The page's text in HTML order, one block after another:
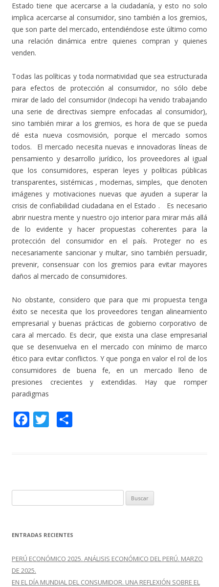
Estado tiene que acercarse a la ciudadanía, y esto no solo
implica acercarse al consumidor, sino también a los gremios,
que son parte del mercado, entendiéndose este último como
una relación dinámica entre quienes compran y quienes
venden.
Todas las políticas y toda normatividad que sea estructurada
para efectos de protección al consumidor, no sólo debe
mirar de lado del consumidor (Indecopi ha venido trabajando
una serie de directivas siempre enfocadas al consumidor),
sino también mirar a los gremios, es hora de que se pueda
dé esta nueva cosmovisión, porque el mercado somos
todos. El mercado necesita nuevas e innovadoras líneas de
pensamiento y desarrollo jurídico, los proveedores al igual
que los consumidores, esperan leyes y políticas públicas
transparentes, sistémicas , modernas, simples, que denoten
imágenes y motivaciones nuevas que ayuden a superar la
crisis de confiabilidad ciudadana en el Estado . Es necesario
abrir nuestra mente y nuestro ojo interior para mirar más allá
de lo evidente y hacer propuestas coherentes para la
protección del consumidor en el país. Proteger no es
necesariamente sancionar y multar, sino también persuadir,
prevenir, consensuar con los gremios para evitar mayores
daños al mercado de consumidores.
No obstante, considero que para que mi propuesta tenga
éxito se necesita que los proveedores tengan alineamiento
empresarial y buenas prácticas de gobierno corporativo de
cara al mercado. Es decir, que exista una clase empresarial
que se desenvuelva en el mercado con mínimo de marco
ético para evitar conflictos. Y que ponga en valor el rol de los
consumidores de buena fe, en un mercado lleno de
presiones crecientes y extendidas. Hay que romper
paradigmas
F
o
T
ti
u
c
r
:
ENTRADAS RECIENTES
PERÚ ECONÓMICO 2025. ANÁLISIS ECONÓMICO DEL PERÚ. MARZO
DE 2025.
EN EL DÍA MUNDIAL DEL CONSUMIDOR. UNA REFLEXIÓN SOBRE EL